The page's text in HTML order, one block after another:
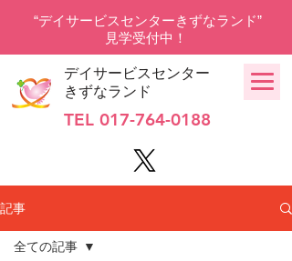
デイサービスセンター
きずなランド
TEL 017-764-0188
“デイサービスセンターきずなランド”
見学受付中！
記事
全ての記事